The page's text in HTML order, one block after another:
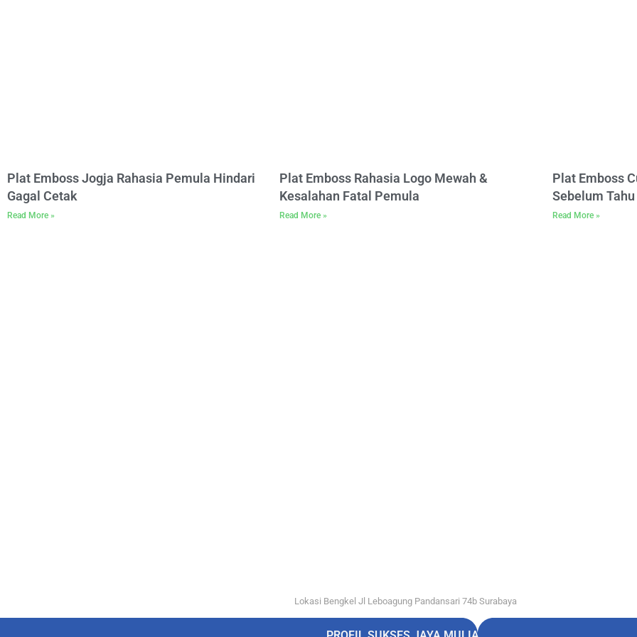
Plat Emboss Jogja Rahasia Pemula Hindari
Gagal Cetak
Read More »
Plat Emboss Rahasia Logo Mewah &
Kesalahan Fatal Pemula
Read More »
Plat Emboss
Sebelum
Read More »
Lokasi Bengkel Jl Leboagung Pandansari 74b Surabaya